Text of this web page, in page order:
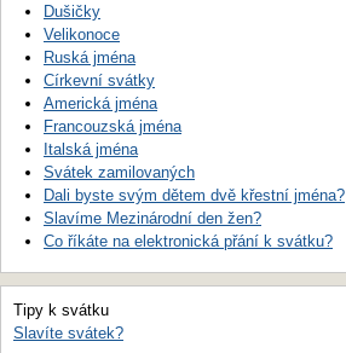
Dušičky
Velikonoce
Ruská jména
Církevní svátky
Americká jména
Francouzská jména
Italská jména
Svátek zamilovaných
Dali byste svým dětem dvě křestní jména?
Slavíme Mezinárodní den žen?
Co říkáte na elektronická přání k svátku?
Tipy k svátku
Slavíte svátek?